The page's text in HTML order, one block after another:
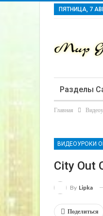
ПЯТНИЦА, 7
Разделы
Главная
ВИДЕОУРОКИ
City Out
By Lipka
Поделиться